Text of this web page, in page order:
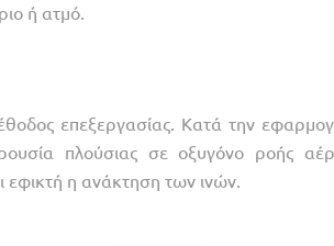
ή ατμό.
επεξεργασίας. Κατά την
πλούσιας σε οξυγόνο ροής
εφικτή η ανάκτηση των ινών.